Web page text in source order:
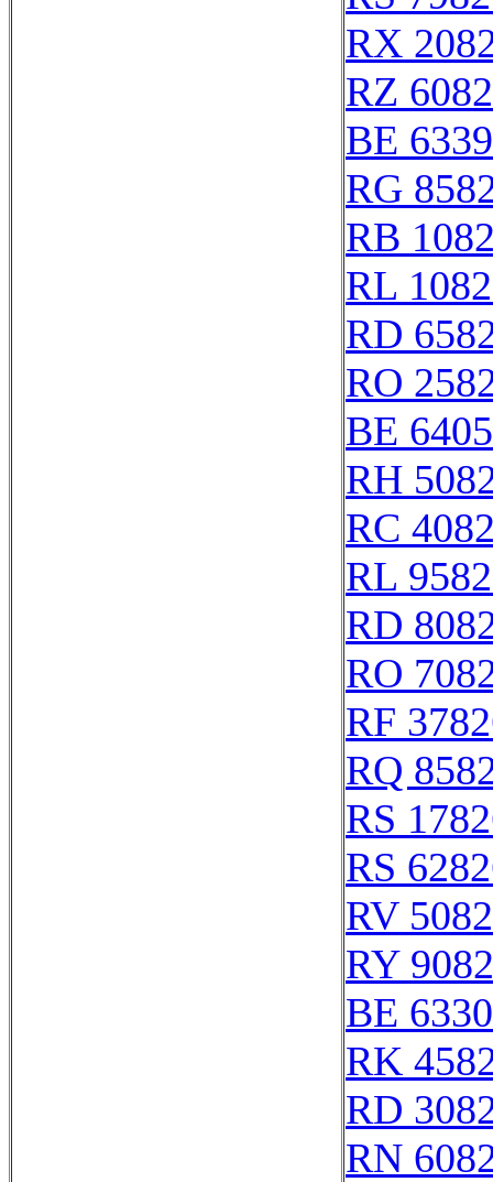
RX
RZ
BE 6339
RG
RB
RL
RD
RO
BE 6405
RH
RC
RL
RD
RO
RF
RQ
RS
RS
RV
RY
BE 6330
RK
RD
RN